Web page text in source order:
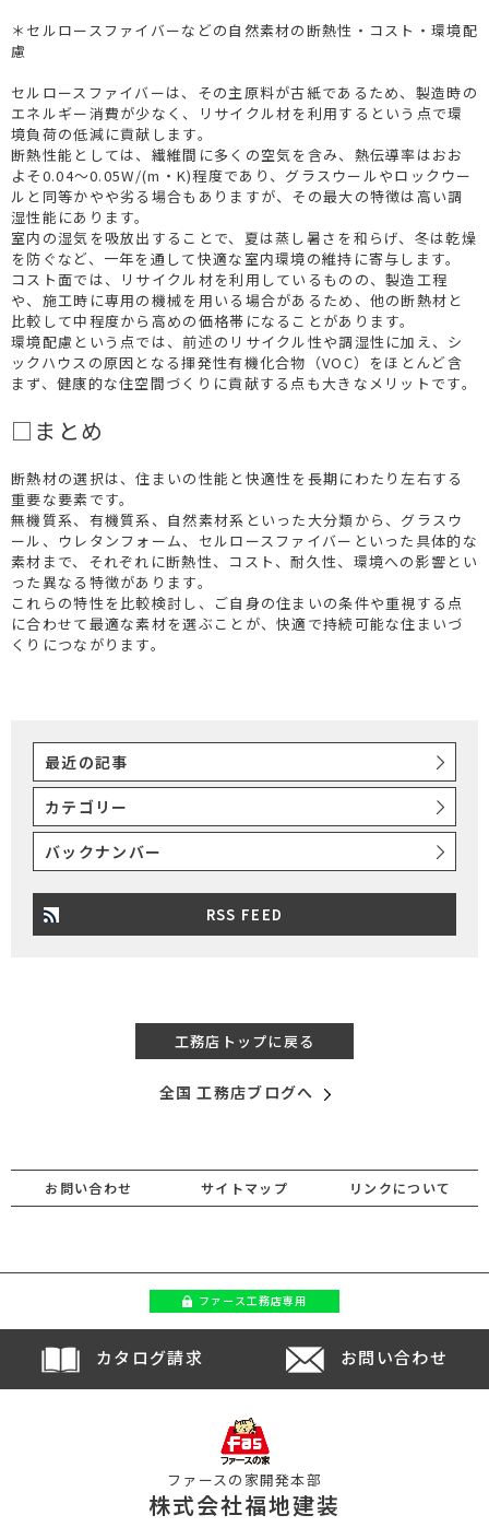
＊セルロースファイバーなどの自然素材の断熱性・コスト・環境配
慮
セルロースファイバーは、その主原料が古紙であるため、製造時の
エネルギー消費が少なく、リサイクル材を利用するという点で環
境負荷の低減に貢献します。
断熱性能としては、繊維間に多くの空気を含み、熱伝導率はおお
よそ0.04～0.05W/(m・K)程度であり、グラスウールやロックウー
ルと同等かやや劣る場合もありますが、その最大の特徴は高い調
湿性能にあります。
室内の湿気を吸放出することで、夏は蒸し暑さを和らげ、冬は乾燥
を防ぐなど、一年を通して快適な室内環境の維持に寄与します。
コスト面では、リサイクル材を利用しているものの、製造工程
や、施工時に専用の機械を用いる場合があるため、他の断熱材と
比較して中程度から高めの価格帯になることがあります。
環境配慮という点では、前述のリサイクル性や調湿性に加え、シ
ックハウスの原因となる揮発性有機化合物（VOC）をほとんど含
まず、健康的な住空間づくりに貢献する点も大きなメリットです。
□まとめ
断熱材の選択は、住まいの性能と快適性を長期にわたり左右する
重要な要素です。
無機質系、有機質系、自然素材系といった大分類から、グラスウ
ール、ウレタンフォーム、セルロースファイバーといった具体的な
素材まで、それぞれに断熱性、コスト、耐久性、環境への影響とい
った異なる特徴があります。
これらの特性を比較検討し、ご自身の住まいの条件や重視する点
に合わせて最適な素材を選ぶことが、快適で持続可能な住まいづ
くりにつながります。
最近の記事
カテゴリー
バックナンバー
RSS FEED
工務店トップに戻る
全国 工務店ブログへ
お問い合わせ サイトマップ リンクについて
ファース工務店専用
カタログ請求 お問い合わせ
ファースの家開発本部
株式会社福地建装